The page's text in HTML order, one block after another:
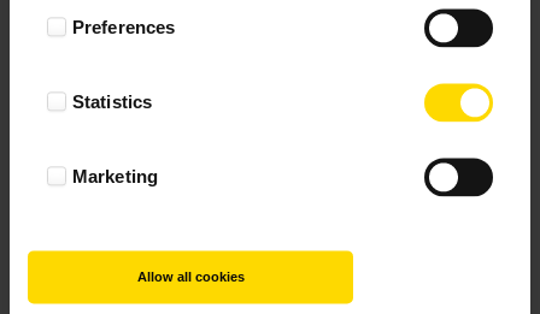
Preferences
Statistics
Marketing
Allow all cookies
Najbardziej pomocne oceny, które doradzą Ci